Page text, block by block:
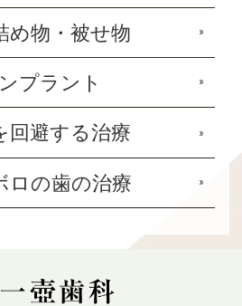
め物・被せ物
プラント
回避する治療
ロの歯の治療